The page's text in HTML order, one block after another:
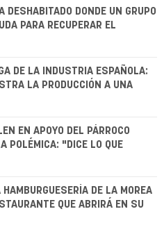
DESHABITADO DONDE UN GRUPO
PARA RECUPERAR EL
DE LA INDUSTRIA ESPAÑOLA:
LA PRODUCCIÓN A UNA
EN APOYO DEL PÁRROCO
POLÉMICA: "DICE LO QUE
DE LA MOREA
QUE ABRIRÁ EN SU